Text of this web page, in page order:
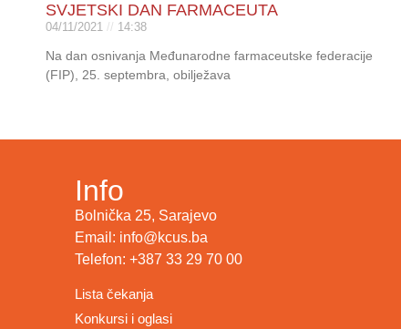
SVJETSKI DAN FARMACEUTA
04/11/2021 14:38
Na dan osnivanja Međunarodne farmaceutske federacije
(FIP), 25. septembra, obilježava
Info
Bolnička 25, Sarajevo
Email: info@kcus.ba
Telefon: +387 33 29 70 00
Lista čekanja
Konkursi i oglasi